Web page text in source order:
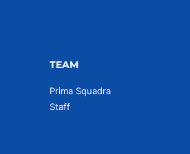
TEAM
Prima Squadra
Staff